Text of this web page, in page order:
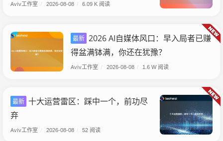
Aviv工作室 2026-08-08 6.09 K 阅读
最新 2026 AI自媒体风口：早入局者已赚
得盆满钵满，你还在犹豫？
Aviv工作室 2026-08-08 1.6 W 阅读
最新 十大运营雷区：踩中一个，前功尽
弃
Aviv工作室 2026-08-08 52 阅读